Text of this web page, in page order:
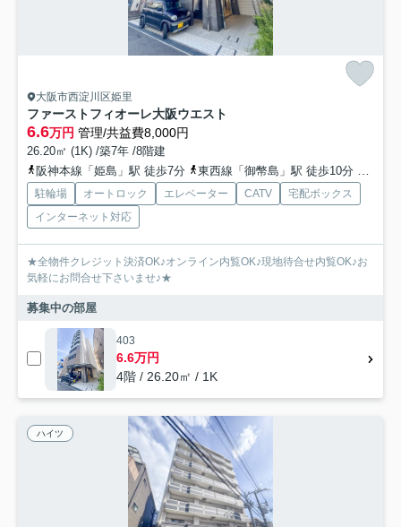
大阪市西淀川区姫里
ファーストフィオーレ大阪ウエスト
6.6万円 管理/共益費8,000円
26.20㎡ (1K) /築7年 /8階建
阪神本線「姫島」駅 徒歩7分
東西線「御幣島」駅 徒歩10分
駐輪場 オートロック エレベーター CATV
宅配ボックス
インターネット対応
★全物件クレジット決済OK♪オンライン内覧OK♪現地待合せ内覧OK♪お
気軽にお問合せ下さいませ♪★
募集中の部屋
403
6.6万円
4階 / 26.20㎡ / 1K
ハイツ